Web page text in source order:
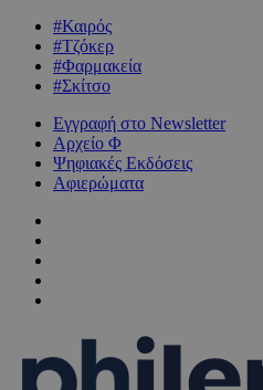
#Καιρός
#Τζόκερ
#Φαρμακεία
#Σκίτσο
Εγγραφή στο Newsletter
Αρχείο Φ
Ψηφιακές Εκδόσεις
Αφιερώματα